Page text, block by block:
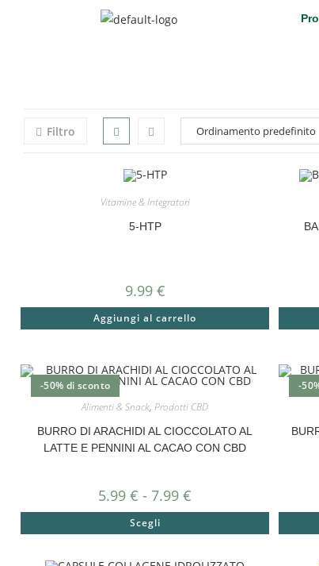
Filtro
Vitamine & Integratori
5-HTP
9.99 €
Aggiungi al carrello
-50% di sconto
Alimenti & Snack, Prodotti CBD
BURRO DI ARACHIDI AL CIOCCOLATO AL
LATTE E PENNINI AL CACAO CON CBD
5.99 € - 7.99 €
Scegli
-